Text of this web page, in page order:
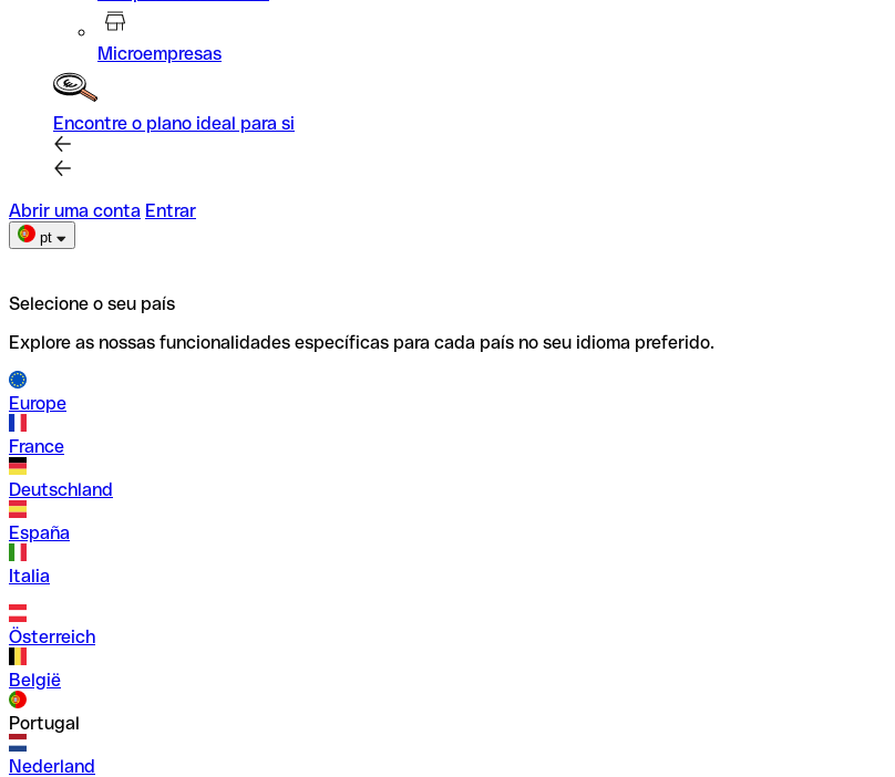
Microempresas
Encontre o plano ideal para si
Abrir uma conta Entrar
pt
Selecione o seu país
Explore as nossas funcionalidades específicas para cada país no seu idioma preferido.
Europe
France
Deutschland
España
Italia
Österreich
België
Portugal
Nederland